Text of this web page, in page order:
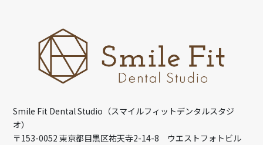
Smile Fit Dental Studio（スマイルフィットデンタルスタジ
オ）
〒153-0052 東京都目黒区祐天寺2-14-8 ウエストフォトビル